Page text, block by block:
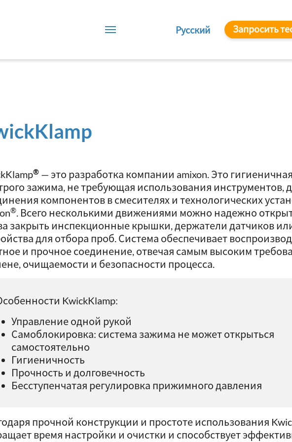
Русский Запросить
® — это разработка компании amixon. Это
зажима, не требующая использования инструментов,
компонентов в смесителях и технологических
®. Всего несколькими движениями можно надежно
закрыть инспекционные крышки, держатели датчиков
для отбора проб. Система обеспечивает
и прочное соединение, отвечая самым высоким
очищаемости и безопасности процесса.
KwickKlamp:
Управление одной рукой
Самоблокировка: система зажима не может открыться
самостоятельно
Гигиеничность
Прочность и долговечность
Бесступенчатая регулировка прижимного давления
прочной конструкции и простоте использования
время настройки и очистки и способствует